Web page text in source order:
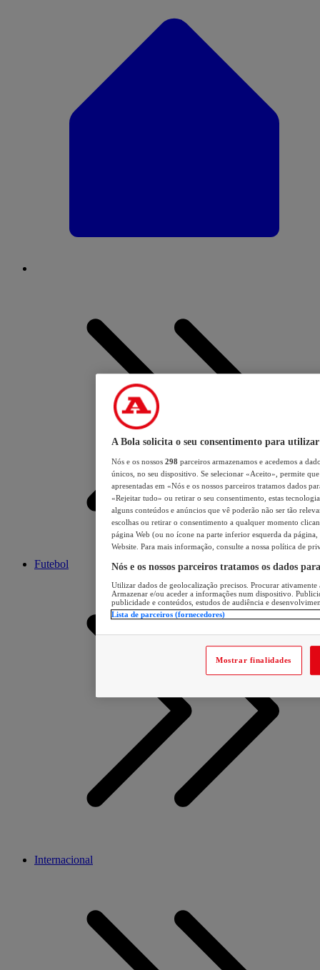
Futebol
Internacional
A Bola solicita o seu consentimento para utilizar
Nós e os nossos 298 parceiros armazenamos e acedemos a
únicos, no seu dispositivo. Se selecionar «Aceito», permite
apresentadas em «Nós e os nossos parceiros tratamos dados
«Rejeitar tudo» ou retirar o seu consentimento, estas
alguns conteúdos e anúncios que vê poderão não ser tão
escolhas ou retirar o consentimento a qualquer momento
página Web (ou no ícone na parte inferior esquerda da página,
Website. Para mais informação, consulte a nossa política de
Nós e os nossos parceiros tratamos os dados
Utilizar dados de geolocalização precisos. Procurar
Armazenar e/ou aceder a informações num dispositivo.
publicidade e conteúdos, estudos de audiência e
Lista de parceiros (fornecedores)
Mostrar finalidades